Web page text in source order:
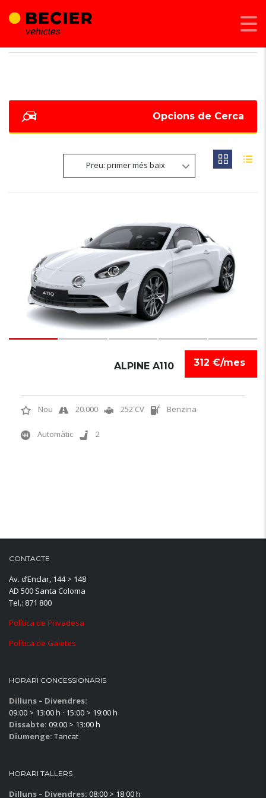
Opcions de Cerca
Preu: primer més baix
312 €/mes
ALPINE A110
Nou 20.000 252 CV Benzina
Automàtic 2
CONTACTE
Av. d’Enclar, 144 > 148
AD 500 Santa Coloma
Tel.: 871 800
Política de Privadesa
Política de Galetes
HORARI CONCESSIONARIS
Dilluns – Divendres:
09:00 > 13:00 h · 15:00 > 19:00 h
Dissabte: 09:00 > 13:00 h
Diumenge: Tancat
HORARI TALLERS
Dilluns – Divendres: 08:00 > 18:00 h